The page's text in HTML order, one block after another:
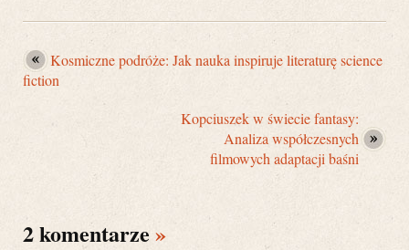
Kosmiczne podróże: Jak nauka inspiruje literaturę science
fiction
Kopciuszek w świecie fantasy:
Analiza współczesnych
filmowych adaptacji baśni
2 komentarze »